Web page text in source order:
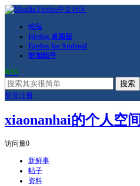
论坛
Firefox 桌面版
Firefox for Android
附加组件
RSS
搜索
登录注册
xiaonanhai的个人空间
访问量0
新鲜事
帖子
资料